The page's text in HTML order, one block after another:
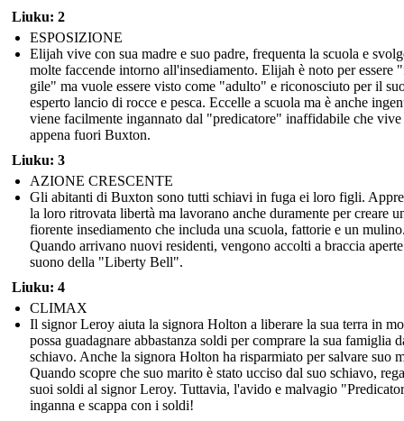
Liuku: 2
ESPOSIZIONE
Elijah vive con sua madre e suo padre, frequenta la scuola e
molte faccende intorno all'insediamento. Elijah è noto per essere
gile" ma vuole essere visto come "adulto" e riconosciuto per il
esperto lancio di rocce e pesca. Eccelle a scuola ma è anche
viene facilmente ingannato dal "predicatore" inaffidabile che vive
appena fuori Buxton.
Liuku: 3
AZIONE CRESCENTE
Gli abitanti di Buxton sono tutti schiavi in fuga ei loro figli.
la loro ritrovata libertà ma lavorano anche duramente per creare
fiorente insediamento che includa una scuola, fattorie e un
Quando arrivano nuovi residenti, vengono accolti a braccia
suono della "Liberty Bell".
Liuku: 4
CLIMAX
Il signor Leroy aiuta la signora Holton a liberare la sua terra in
possa guadagnare abbastanza soldi per comprare la sua famiglia
schiavo. Anche la signora Holton ha risparmiato per salvare suo
Quando scopre che suo marito è stato ucciso dal suo schiavo,
suoi soldi al signor Leroy. Tuttavia, l'avido e malvagio
inganna e scappa con i soldi!